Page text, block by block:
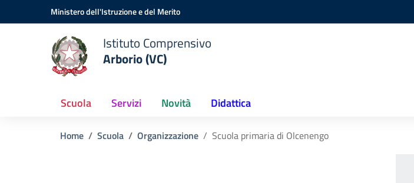
Vai ai contenuti
Vai al menu di navigazioneMinistero dell'Istruzione e del Merito
Istituto Comprensivo
Arborio (VC)
Scuola Servizi Novità Didattica
Home Scuola Organizzazione Scuola primaria di Olcenengo